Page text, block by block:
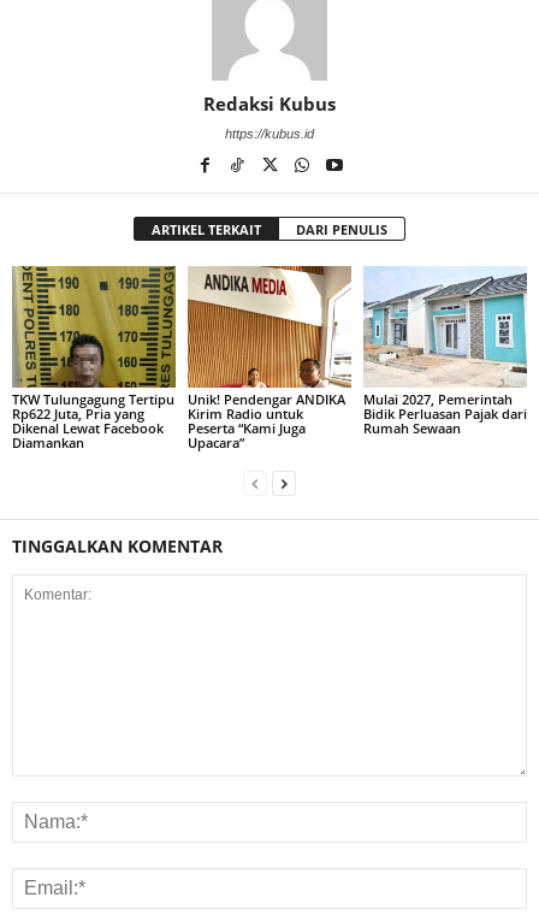
Redaksi Kubus
https://kubus.id
ARTIKEL TERKAIT DARI PENULIS
TKW Tulungagung Tertipu
Rp622 Juta, Pria yang
Dikenal Lewat Facebook
Diamankan
Unik! Pendengar ANDIKA
Kirim Radio untuk
Peserta “Kami Juga
Upacara”
Mulai 2027, Pemerintah
Bidik Perluasan Pajak dari
Rumah Sewaan
TINGGALKAN KOMENTAR